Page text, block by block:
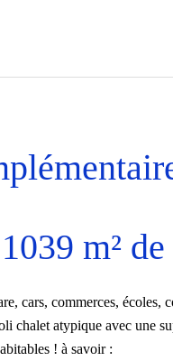
m²
cars, commerces, écoles,
chalet atypique avec une
! à savoir :